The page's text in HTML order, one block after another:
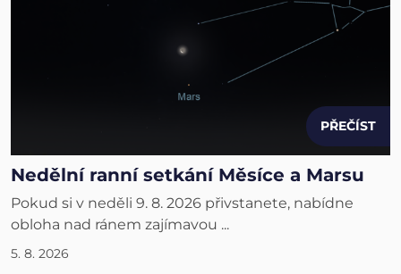
PŘEČÍST
Nedělní ranní setkání Měsíce a Marsu
Pokud si v neděli 9. 8. 2026 přivstanete, nabídne
obloha nad ránem zajímavou ...
5. 8. 2026